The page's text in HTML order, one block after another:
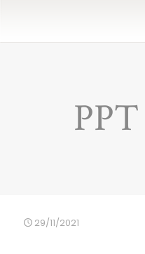
29/11/2021